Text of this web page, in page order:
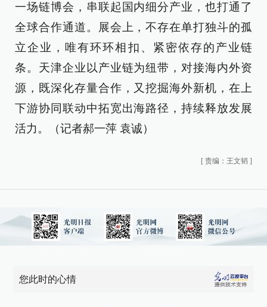
一场链博会，串联起国内细分产业，也打通了
全球合作通道。展会上，不存在单打独斗的孤
立企业，唯有环环相扣、紧密依存的产业链
条。天津企业以产业链为纽带，对接海内外资
源，既深化存量合作，又挖掘海外新机，在上
下游协同联动中拓宽出海路径，持续释放发展
活力。（记者郝一萍 袁诚）
[ 责编：王文韬 ]
您此时的心情